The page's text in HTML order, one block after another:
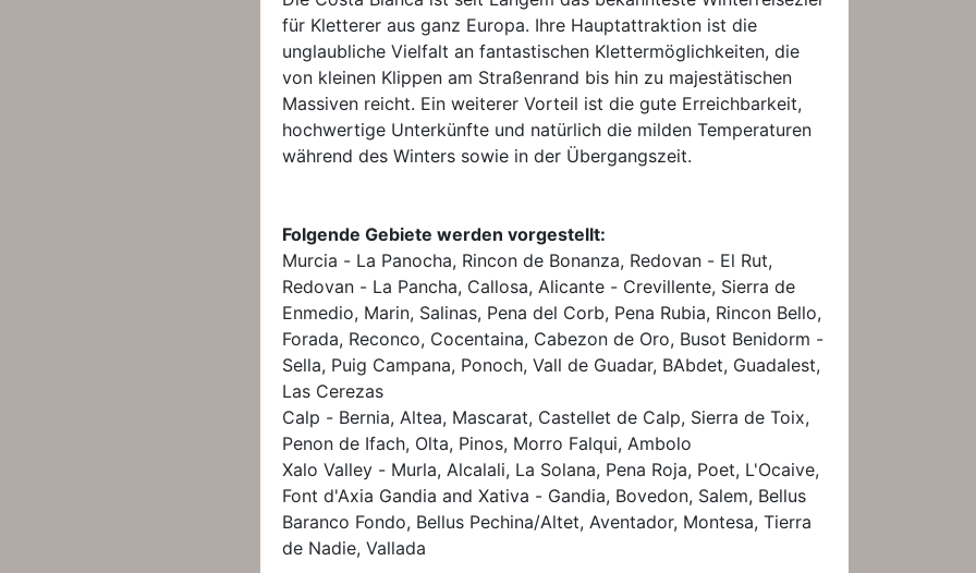
für Kletterer aus ganz Europa. Ihre Hauptattraktion ist die
unglaubliche Vielfalt an fantastischen Klettermöglichkeiten, die
von kleinen Klippen am Straßenrand bis hin zu majestätischen
Massiven reicht. Ein weiterer Vorteil ist die gute Erreichbarkeit,
hochwertige Unterkünfte und natürlich die milden Temperaturen
während des Winters sowie in der Übergangszeit.
Folgende Gebiete werden vorgestellt:
Murcia - La Panocha, Rincon de Bonanza, Redovan - El Rut,
Redovan - La Pancha, Callosa, Alicante - Crevillente, Sierra de
Enmedio, Marin, Salinas, Pena del Corb, Pena Rubia, Rincon Bello,
Forada, Reconco, Cocentaina, Cabezon de Oro, Busot Benidorm -
Sella, Puig Campana, Ponoch, Vall de Guadar, BAbdet, Guadalest,
Las Cerezas
Calp - Bernia, Altea, Mascarat, Castellet de Calp, Sierra de Toix,
Penon de Ifach, Olta, Pinos, Morro Falqui, Ambolo
Xalo Valley - Murla, Alcalali, La Solana, Pena Roja, Poet, L'Ocaive,
Font d'Axia Gandia and Xativa - Gandia, Bovedon, Salem, Bellus
Baranco Fondo, Bellus Pechina/Altet, Aventador, Montesa, Tierra
de Nadie, Vallada